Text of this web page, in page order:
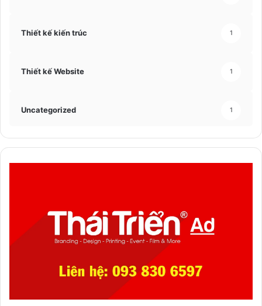
Thiết kế kiến trúc 1
Thiết kế Website 1
Uncategorized 1